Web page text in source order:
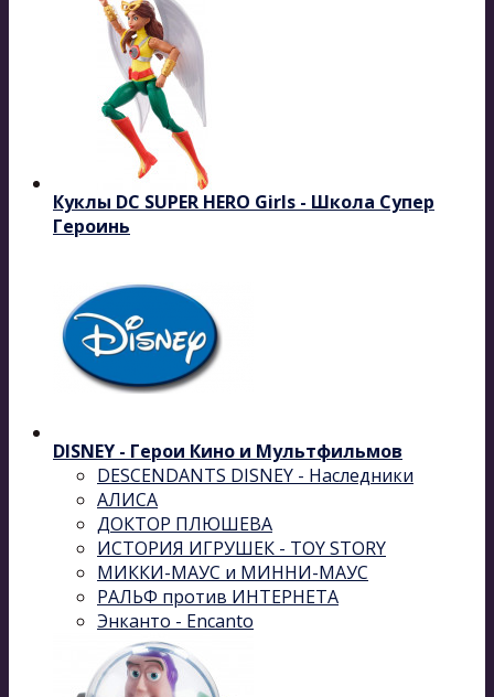
Куклы DC SUPER HERO Girls - Школа Супер
Героинь
DISNEY - Герои Кино и Мультфильмов
DESCENDANTS DISNEY - Наследники
АЛИСА
ДОКТОР ПЛЮШЕВА
ИСТОРИЯ ИГРУШЕК - TOY STORY
МИККИ-МАУС и МИННИ-МАУС
РАЛЬФ против ИНТЕРНЕТА
Энканто - Encanto